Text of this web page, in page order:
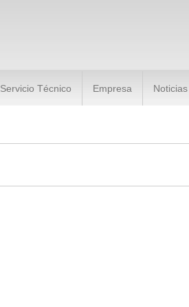
Servicio Técnico Empresa Noticias